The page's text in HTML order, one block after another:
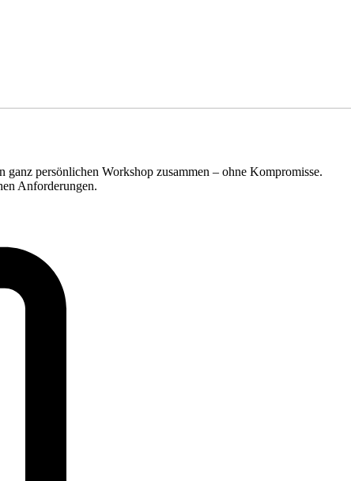
persönlichen Workshop zusammen – ohne Kompromisse.
Anforderungen.